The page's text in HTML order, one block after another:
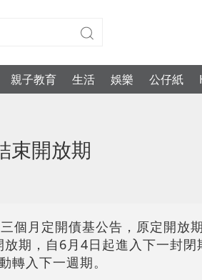
親子教育 生活 娛樂 公仔紙
束開放期
個月定開債基公告，原定開放
期，自6月4日起進入下一封閉
轉入下一週期。